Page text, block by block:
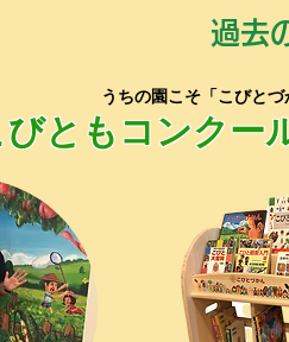
過去
うちの園こそ「こびとづ
ともコンクー